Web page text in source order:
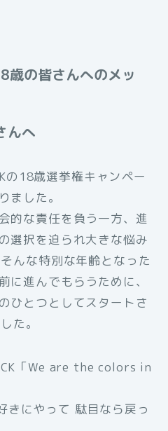
歳の皆さんへのメッ
んへ
18歳選挙権キャンペー
ました。
的な責任を負う一方、進
選択を迫られ大きな悩み
んな特別な年齢となった
に進んでもらうために、
ひとつとしてスタートさ
た。
「We are the colors in
きにやって 駄目なら戻っ